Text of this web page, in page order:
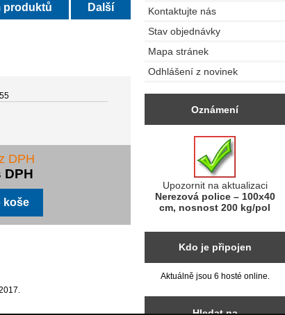
produktů Další
DPH
DPH
Kontaktujte nás
Stav objednávky
Mapa stránek
Odhlášení z novinek
Oznámení
Upozornit na aktualizaci
Nerezová police – 100x40
cm, nosnost 200 kg/pol
Kdo je připojen
Aktuálně jsou 6 hosté online.